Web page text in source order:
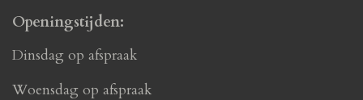
Openingstijden:
Dinsdag op afspraak
Woensdag op afspraak